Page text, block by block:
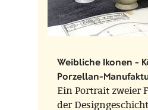
Weibliche Ikonen -
Porzellan-
Ein Portrait zweier
der